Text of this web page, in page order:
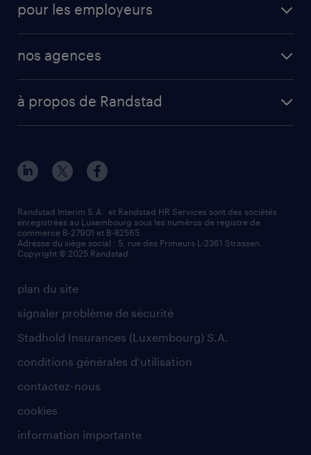
pour les employeurs
nos agences
à propos de Randstad
plan du site
signaler problème de sécurité
Stadhold Insurances (Luxembourg) S.A.
conditions générales d'utilisation
contactez-nous
cookies
information importante
Randstad Interim S.A. et Randstad HR Services sont des sociétés
enregistrées au Luxembourg sous les numéros de registre de
commerce B-27901 et B-82565.
Adresse du siège social : 5, rue des Primeurs L-2361 Strassen.
Copyright © 2025 Randstad.